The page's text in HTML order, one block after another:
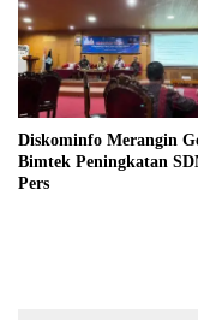
Diskominfo Merangin
Bimtek Peningkatan
Pers